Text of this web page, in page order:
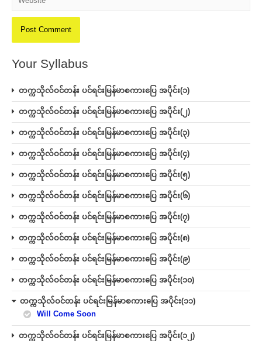
Your Syllabus
တက္ကသိုလ်ဝင်တန်း ပင်ရင်းမြန်မာစကားပြေ အပိုင်း(၁)
တက္ကသိုလ်ဝင်တန်း ပင်ရင်းမြန်မာစကားပြေ အပိုင်း(၂)
တက္ကသိုလ်ဝင်တန်း ပင်ရင်းမြန်မာစကားပြေ အပိုင်း(၃)
တက္ကသိုလ်ဝင်တန်း ပင်ရင်းမြန်မာစကားပြေ အပိုင်း(၄)
တက္ကသိုလ်ဝင်တန်း ပင်ရင်းမြန်မာစကားပြေ အပိုင်း(၅)
တက္ကသိုလ်ဝင်တန်း ပင်ရင်းမြန်မာစကားပြေ အပိုင်း(၆)
တက္ကသိုလ်ဝင်တန်း ပင်ရင်းမြန်မာစကားပြေ အပိုင်း(၇)
တက္ကသိုလ်ဝင်တန်း ပင်ရင်းမြန်မာစကားပြေ အပိုင်း(၈)
တက္ကသိုလ်ဝင်တန်း ပင်ရင်းမြန်မာစကားပြေ အပိုင်း(၉)
တက္ကသိုလ်ဝင်တန်း ပင်ရင်းမြန်မာစကားပြေ အပိုင်း(၁၀)
တက္ကသိုလ်ဝင်တန်း ပင်ရင်းမြန်မာစကားပြေ အပိုင်း(၁၁)
Will Come Soon
တက္ကသိုလ်ဝင်တန်း ပင်ရင်းမြန်မာစကားပြေ အပိုင်း(၁၂)